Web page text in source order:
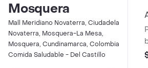
Mosquera
Mall Meridiano Novaterra, Ciudadela
Novaterra, Mosquera-La Mesa,
Mosquera, Cundinamarca, Colombia
Comida Saludable - Del Castillo